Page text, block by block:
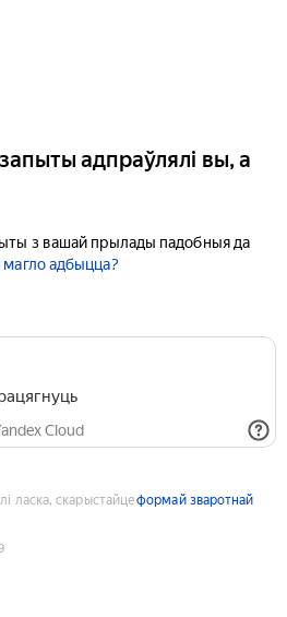
адпраўлялі вы, а
з вашай прылады падобныя да
магло адбыцца?
Cloud
ласка, скарыстайцеформай зваротнай